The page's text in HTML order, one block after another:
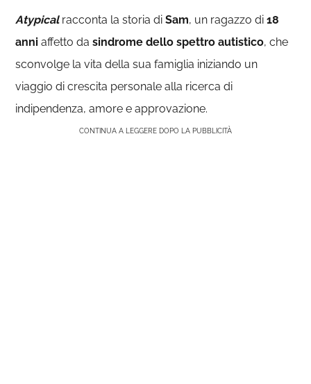
Atypical racconta la storia diSam, un ragazzo di18
anni affetto dasindrome dello spettro autistico, che
sconvolge la vita della sua famiglia iniziando un
viaggio di crescita personale alla ricerca di
indipendenza, amore e approvazione.
CONTINUA A LEGGERE DOPO LA PUBBLICITÀ